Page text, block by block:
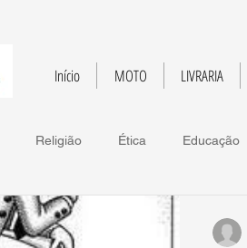
Início MOTO LIVRARIA
Religião Ética Educação